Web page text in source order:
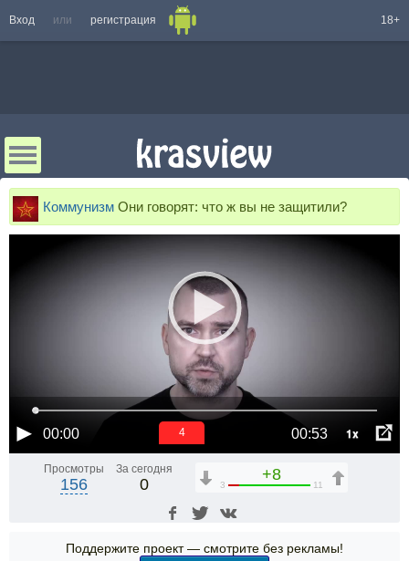
Вход или регистрация 18+
Коммунизм Они говорят: что ж вы не защитили?
00:00 00:53 1x
3
Просмотры
156
За сегодня
0
+8
3 11
Поддержите проект — смотрите без рекламы!